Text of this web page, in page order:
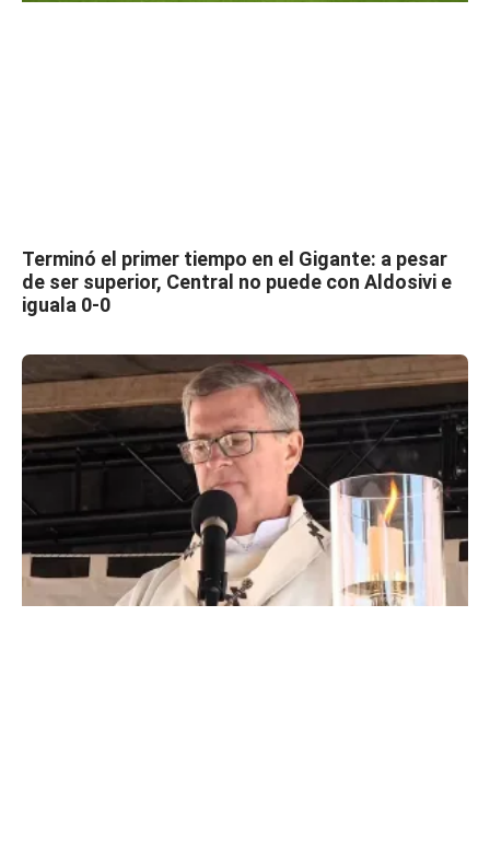
Terminó el primer tiempo en el Gigante: a pesar
de ser superior, Central no puede con Aldosivi e
iguala 0-0